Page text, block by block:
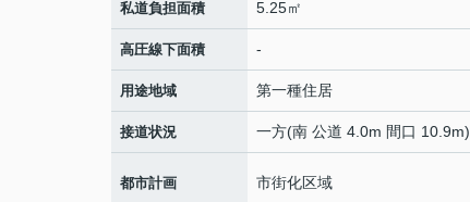
私道負担面積 5.25㎡
高圧線下面積 -
用途地域 第一種住居
接道状況 一方(南 公道 4.0m 間口 10.9m)
都市計画 市街化区域